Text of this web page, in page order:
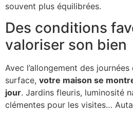
souvent plus équilibrées.
Des conditions
valoriser son bien
Avec l’allongement des
surface, votre maison se
jour. Jardins fleuris, luminosité
clémentes pour les visites…